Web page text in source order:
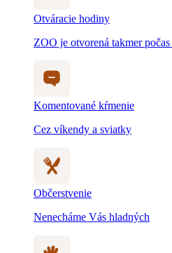
Cez víkendy a sviatky
Občerstvenie
Nenecháme Vás hladných
Detský svet
Myslíme na všetkých, aj na
Blog a novinky